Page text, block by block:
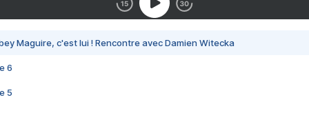
Maguire, c'est lui ! Rencontre avec Damien Witecka
6
5